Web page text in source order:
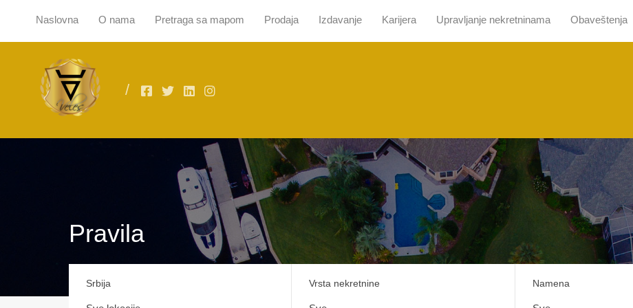
Naslovna O nama Pretraga sa mapom Prodaja Izdavanje Karijera
Naslovna O nama Pretraga sa mapom Prodaja Izdavanje Karijera Upravljanje nekretninama Obaveštenja
Pravila
Srbija Vrsta nekretnine Namena